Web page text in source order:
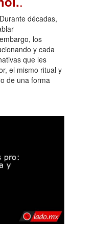
décadas,
los
y cada
que les
el mismo ritual y
de una forma